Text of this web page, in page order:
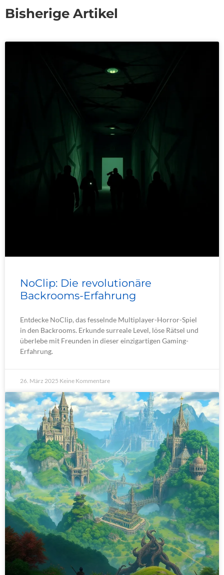
Bisherige Artikel
NoClip: Die revolutionäre
Backrooms-Erfahrung
Entdecke NoClip, das fesselnde Multiplayer-Horror-Spiel
in den Backrooms. Erkunde surreale Level, löse Rätsel und
überlebe mit Freunden in dieser einzigartigen Gaming-
Erfahrung.
26. März 2025 Keine Kommentare